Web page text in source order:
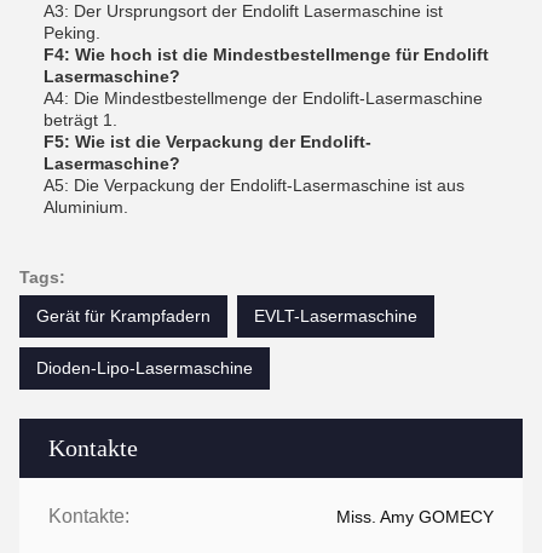
Kontakte
Kontakte: Miss. Amy GOMECY
A3: Der Ursprungsort der Endolift Lasermaschine ist
Peking.
F4: Wie hoch ist die Mindestbestellmenge für Endolift
Lasermaschine?
A4: Die Mindestbestellmenge der Endolift-Lasermaschine
beträgt 1.
F5: Wie ist die Verpackung der Endolift-
Lasermaschine?
A5: Die Verpackung der Endolift-Lasermaschine ist aus
Aluminium.
Tags:
Gerät für Krampfadern
EVLT-Lasermaschine
Dioden-Lipo-Lasermaschine